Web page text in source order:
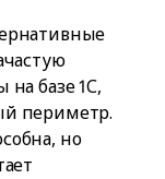
на базе 1С,
периметр.
но